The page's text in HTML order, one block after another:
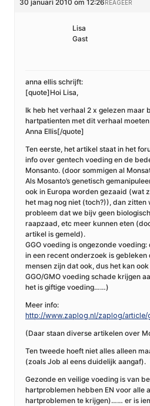
30 januari 2010 om 12:26REAGEER
Lisa
Gast
anna ellis schrijft:
[quote]Hoi Lisa,
Ik heb het verhaal 2 x gelezen maar
hartpatienten met dit verhaal moeten
Anna Ellis[/quote]
Ten eerste, het artikel staat in het
info over gentech voeding en de
Monsanto. (door sommigen al
Als Mosanto’s genetisch
ook in Europa worden gezaaid (wat
het mag nog niet (toch?)), dan zitten
probleem dat we bijv geen
raapzaad, etc meer kunnen eten
artikel is gemeld).
GGO voeding is ongezonde
in een recent onderzoek is
mensen zijn dat ook, dus het kan
GGO/GMO voeding schade krijgen
het is giftige voeding……)
Meer info:
http://www.zaplog.nl/zaplog/article/
(Daar staan diverse artikelen over
Ten tweede hoeft niet alles alleen
(zoals Job al eens duidelijk aangaf).
Gezonde en veilige voeding is van
hartproblemen hebben EN voor alle
hartproblemen te krijgen)…… er is